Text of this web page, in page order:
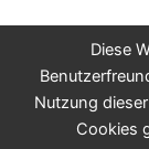
Diese
Nutzung
Cookies